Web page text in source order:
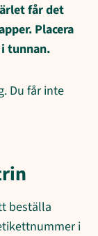
får det
Placera
tunnan.
Du får inte
beställa
i